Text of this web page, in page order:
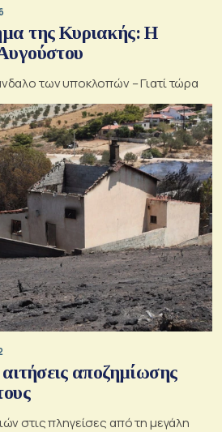
της Κυριακής: Η
των υποκλοπών – Γιατί τώρα
αποζημίωσης
στις πληγείσες από τη μεγάλη